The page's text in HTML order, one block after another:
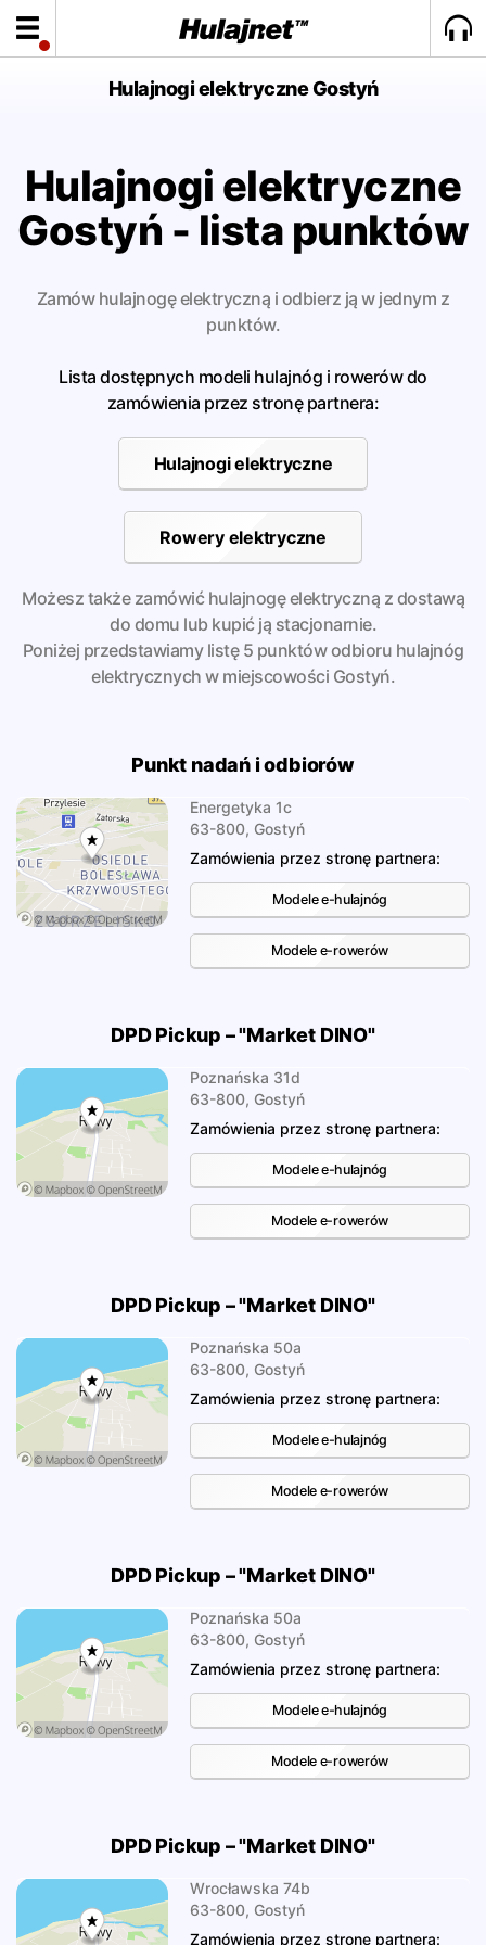
Hulajnogi elektryczne Gostyń
Hulajnogi elektryczne
Gostyń - lista punktów
Zamów hulajnogę elektryczną i odbierz ją w jednym z
punktów.
Lista dostępnych modeli hulajnóg i rowerów do
zamówienia przez stronę partnera:
Hulajnogi elektryczne
Rowery elektryczne
Możesz także zamówić hulajnogę elektryczną z dostawą
do domu lub kupić ją stacjonarnie.
Poniżej przedstawiamy listę 5 punktów odbioru hulajnóg
elektrycznych w miejscowości Gostyń.
Punkt nadań i odbiorów
Energetyka 1c
63-800, Gostyń
Zamówienia przez stronę partnera:
Modele e-hulajnóg
Modele e-rowerów
DPD Pickup – "Market DINO"
Poznańska 31d
63-800, Gostyń
Zamówienia przez stronę partnera:
Modele e-hulajnóg
Modele e-rowerów
DPD Pickup – "Market DINO"
Poznańska 50a
63-800, Gostyń
Zamówienia przez stronę partnera:
Modele e-hulajnóg
Modele e-rowerów
DPD Pickup – "Market DINO"
Poznańska 50a
63-800, Gostyń
Zamówienia przez stronę partnera:
Modele e-hulajnóg
Modele e-rowerów
DPD Pickup – "Market DINO"
Wrocławska 74b
63-800, Gostyń
Zamówienia przez stronę partnera: